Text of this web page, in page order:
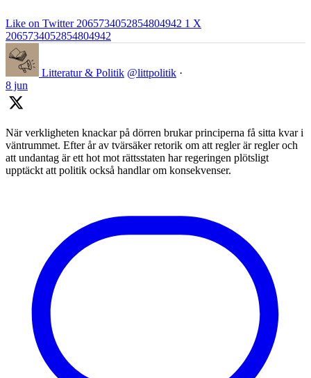
Like on Twitter 2065734052854804942 1 X
2065734052854804942
Litteratur & Politik @littpolitik ·
8 jun
När verkligheten knackar på dörren brukar principerna få sitta kvar i
väntrummet. Efter år av tvärsäker retorik om att regler är regler och
att undantag är ett hot mot rättsstaten har regeringen plötsligt
upptäckt att politik också handlar om konsekvenser.